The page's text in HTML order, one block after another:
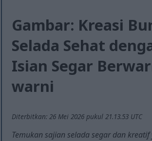
Gambar: Kreasi
Selada Sehat
Isian Segar
warni
Diterbitkan: 26 Mei 2026 pukul 21.13.53 UTC
Temukan sajian selada segar dan